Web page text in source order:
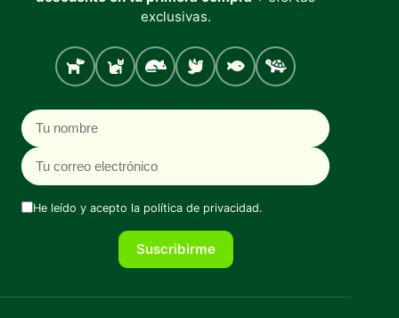
exclusivas.
Perro Gato Roedores
Aves PecesTortugas
Nombre
Correo electrónico
He leído y acepto la política de privacidad.
Suscribirme